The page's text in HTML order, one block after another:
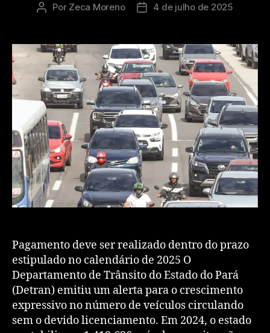
Por Zeca Moreno 4 de julho de 2025
Pagamento deve ser realizado dentro do prazo
estipulado no calendário de 2025 O
Departamento de Trânsito do Estado do Pará
(Detran) emitiu um alerta para o crescimento
expressivo no número de veículos circulando
sem o devido licenciamento. Em 2024, o estado